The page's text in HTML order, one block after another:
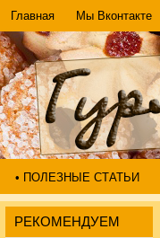
Главная Мы Вконтакте
• ПОЛЕЗНЫЕ СТАТЬИ
РЕКОМЕНДУЕМ